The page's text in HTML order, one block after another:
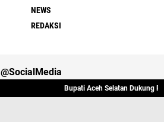
NEWS
REDAKSI
@SocialMedia
Bupati Aceh Selatan Dukung